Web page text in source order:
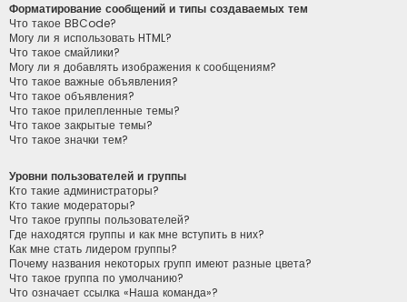
Форматирование сообщений и типы создаваемых тем
Что такое BBCode?
Могу ли я использовать HTML?
Что такое смайлики?
Могу ли я добавлять изображения к сообщениям?
Что такое важные объявления?
Что такое объявления?
Что такое прилепленные темы?
Что такое закрытые темы?
Что такое значки тем?
Уровни пользователей и группы
Кто такие администраторы?
Кто такие модераторы?
Что такое группы пользователей?
Где находятся группы и как мне вступить в них?
Как мне стать лидером группы?
Почему названия некоторых групп имеют разные цвета?
Что такое группа по умолчанию?
Что означает ссылка «Наша команда»?